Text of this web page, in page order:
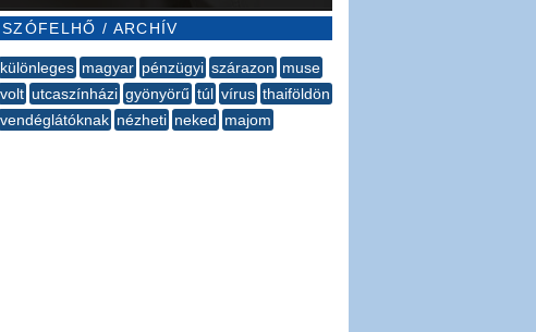
SZÓFELHŐ / ARCHÍV
különleges magyar pénzügyi szárazon muse
volt utcaszínházi gyönyörű túl vírus thaiföldön
vendéglátóknak nézheti neked majom